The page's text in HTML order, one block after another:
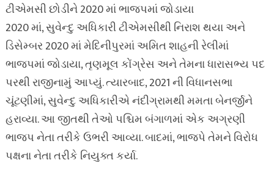
ટીએમસી છોડીને 2020 માં ભાજપમાં જોડાયા
2020 માં, સુવેન્દુ અધિકારી ટીએમસીથી નિરાશ થયા અને
ડિસેમ્બર 2020 માં મેદિનીપુરમાં અમિત શાહની રેલીમાં
ભાજપમાં જોડાયા, તૃણમૂલ કોંગ્રેસ અને તેમના ધારાસભ્ય પદ
પરથી રાજીનામું આપ્યું. ત્યારબાદ, 2021 ની વિધાનસભા
ચૂંટણીમાં, સુવેન્દુ અધિકારીએ નંદીગ્રામથી મમતા બેનર્જીને
હરાવ્યા. આ જીતથી તેઓ પશ્ચિમ બંગાળમાં એક અગ્રણી
ભાજપ નેતા તરીકે ઉભરી આવ્યા. બાદમાં, ભાજપે તેમને વિરોધ
પક્ષના નેતા તરીકે નિયુક્ત કર્યા.